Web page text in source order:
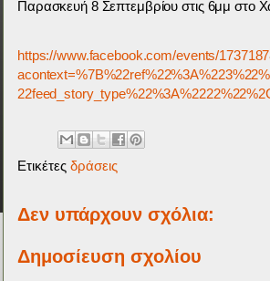
Παρασκευή 8 Σεπτεμβρίου στις 6μμ
https://www.facebook.com/events/
Ετικέτες δράσεις
Δεν υπάρχουν σχόλια:
Δημοσίευση σχολίου